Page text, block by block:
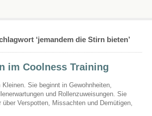
‘jemandem die Stirn bieten’
im Coolness Training
Sie beginnt in Gewohnheiten,
und Rollenzuweisungen. Sie
Verspotten, Missachten und Demütigen,